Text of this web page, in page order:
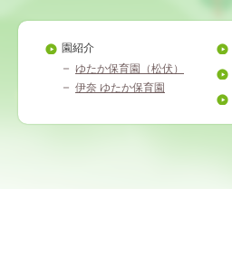
園紹介
ゆたか保育園（松伏）
伊奈 ゆたか保育園